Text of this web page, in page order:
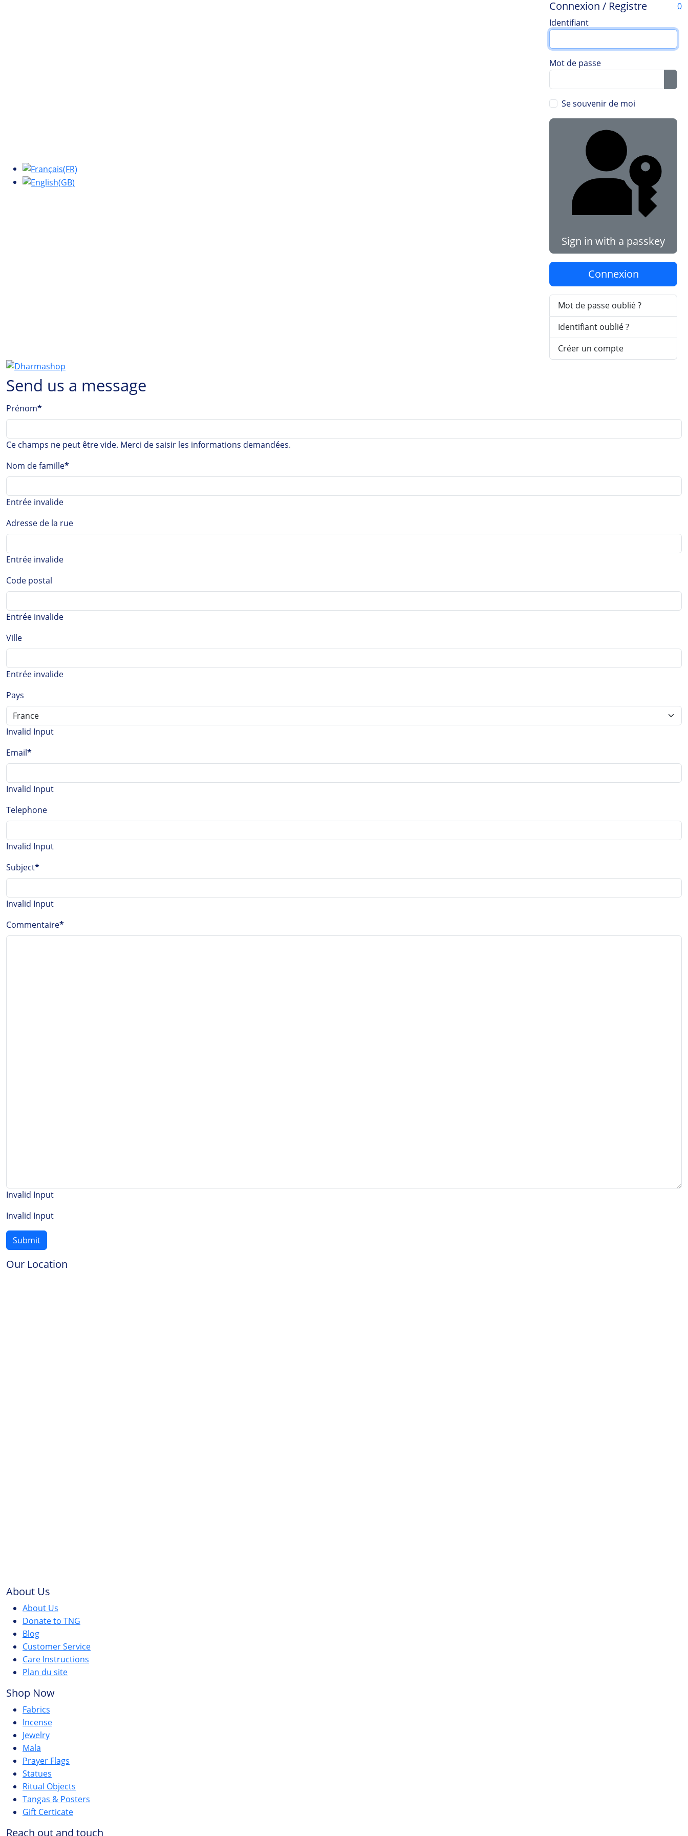
Connexion / Registre
Identifiant
Mot de passe
Se souvenir de moi
Sign in with a passkey
Connexion
Mot de passe oublié ?
Identifiant oublié ?
Créer un compte
0
Send us a message
Prénom*
Ce champs ne peut être vide. Merci de saisir les informations demandées.
Nom de famille*
Entrée invalide
Adresse de la rue
Entrée invalide
Code postal
Entrée invalide
Ville
Entrée invalide
Pays
Invalid Input
Email*
Invalid Input
Telephone
Invalid Input
Subject*
Invalid Input
Commentaire*
Invalid Input
Invalid Input
Submit
Our Location
About Us
About Us
Donate to TNG
Blog
Customer Service
Care Instructions
Plan du site
Shop Now
Fabrics
Incense
Jewelry
Mala
Prayer Flags
Statues
Ritual Objects
Tangas & Posters
Gift Certicate
Reach out and touch